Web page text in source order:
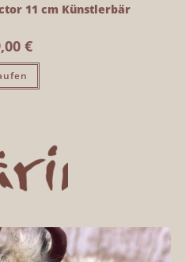
11 cm Künstlerbär
€